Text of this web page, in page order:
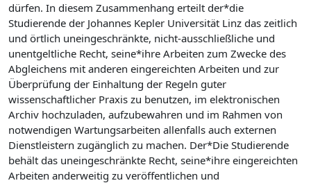
dürfen. In diesem Zusammenhang erteilt der*die
Studierende der Johannes Kepler Universität Linz das zeitlich
und örtlich uneingeschränkte, nicht-ausschließliche und
unentgeltliche Recht, seine*ihre Arbeiten zum Zwecke des
Abgleichens mit anderen eingereichten Arbeiten und zur
Überprüfung der Einhaltung der Regeln guter
wissenschaftlicher Praxis zu benutzen, im elektronischen
Archiv hochzuladen, aufzubewahren und im Rahmen von
notwendigen Wartungsarbeiten allenfalls auch externen
Dienstleistern zugänglich zu machen. Der*Die Studierende
behält das uneingeschränkte Recht, seine*ihre eingereichten
Arbeiten anderweitig zu veröffentlichen und